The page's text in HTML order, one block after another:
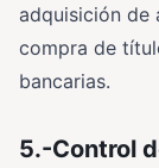
adquisición de
compra de
bancarias.
5.-Control